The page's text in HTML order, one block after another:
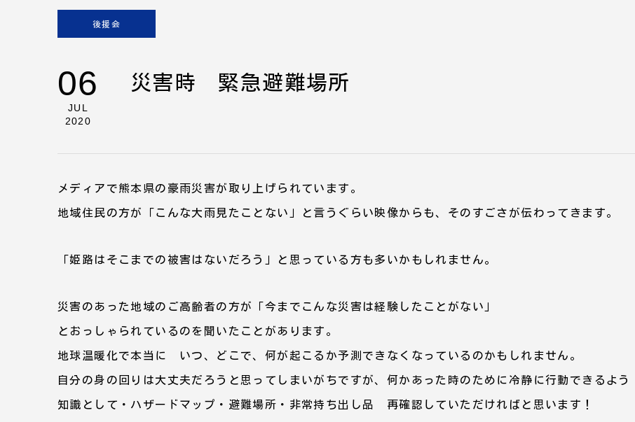
後援会
06
JUL
2020
災害時 緊急避難場所
メディアで熊本県の豪雨災害が取り上げられています。
地域住民の方が「こんな大雨見たことない」と言うぐらい映像からも、そのすごさが伝わってきます。
「姫路はそこまでの被害はないだろう」と思っている方も多いかもしれません。
災害のあった地域のご高齢者の方が「今までこんな災害は経験したことがない」
とおっしゃられているのを聞いたことがあります。
地球温暖化で本当に いつ、どこで、何が起こるか予測できなくなっているのかもしれません。
自分の身の回りは大丈夫だろうと思ってしまいがちですが、何かあった時のために冷静に行動できるよう
知識として・ハザードマップ・避難場所・非常持ち出し品 再確認していただければと思います！